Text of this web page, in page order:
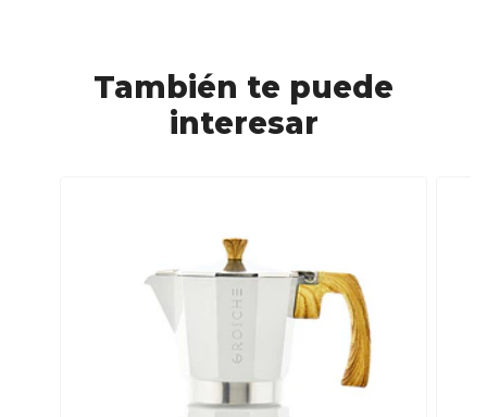
También te puede
interesar